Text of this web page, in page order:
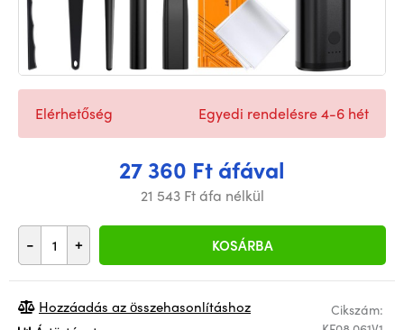
27 360 Ft áfával
21 543 Ft áfa nélkül
- + KOSÁRBA
Elérhetőség Egyedi rendelésre 4-6 hét
Cikszám:
Hozzáadás az összehasonlításhoz